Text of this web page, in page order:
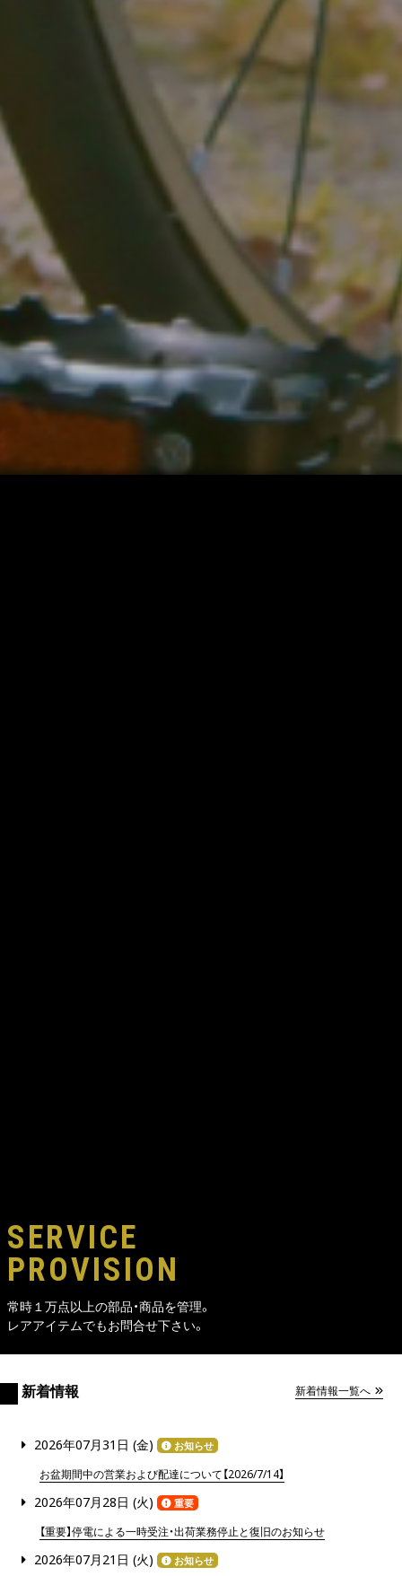
SERVICE
PROVISION
常時１万点以上の部品・商品を管理。
レアアイテムでもお問合せ下さい。
新着情報 新着情報一覧へ
2026年07月31日 (金) お知らせ
お盆期間中の営業および配達について【2026/7/14】
2026年07月28日 (火) 重要
【重要】停電による一時受注・出荷業務停止と復旧のお知らせ
2026年07月21日 (火) お知らせ